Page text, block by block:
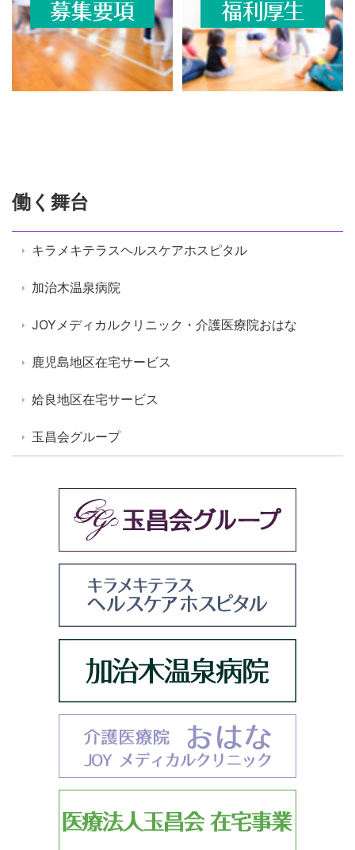
働く舞台
キラメキテラスヘルスケアホスピタル
加治木温泉病院
JOYメディカルクリニック・介護医療院おはな
鹿児島地区在宅サービス
姶良地区在宅サービス
玉昌会グループ